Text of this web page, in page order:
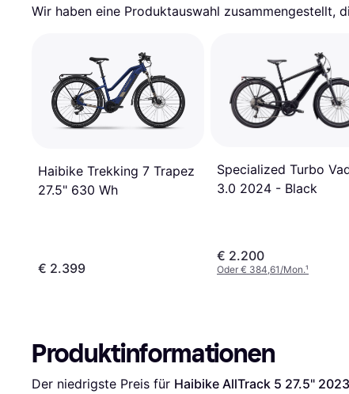
Wir haben eine Produktauswahl zusammengestellt,
Haibike Trekking 7 Trapez
27.5" 630 Wh
€ 2.399
Specialized Turbo
3.0 2024 - Black
€ 2.200
Oder € 384,61/Mon.¹
Produktinformationen
Der niedrigste Preis für Haibike AllTrack 5 27.5"